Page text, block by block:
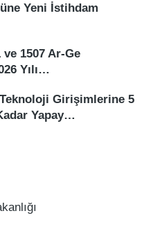
Yeni İstihdam
ve 1507 Ar-Ge
Yılı…
Teknoloji Girişimlerine 5
Yapay…